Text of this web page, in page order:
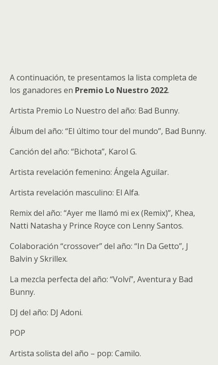
A continuación, te presentamos la lista completa de
los ganadores en Premio Lo Nuestro 2022.
Artista Premio Lo Nuestro del año: Bad Bunny.
Álbum del año: “El último tour del mundo”, Bad Bunny.
Canción del año: “Bichota”, Karol G.
Artista revelación femenino: Ángela Aguilar.
Artista revelación masculino: El Alfa.
Remix del año: “Ayer me llamó mi ex (Remix)”, Khea,
Natti Natasha y Prince Royce con Lenny Santos.
Colaboración “crossover” del año: “In Da Getto”, J
Balvin y Skrillex.
La mezcla perfecta del año: “Volví”, Aventura y Bad
Bunny.
DJ del año: DJ Adoni.
POP
Artista solista del año – pop: Camilo.